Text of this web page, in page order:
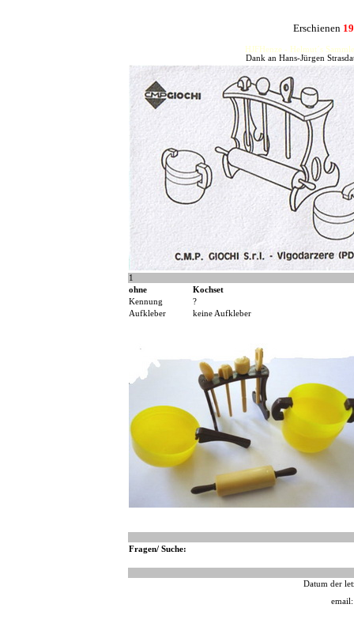
Erschienen
HJFHenze - Helmut´s
Dank an Hans-Jürgen
1
ohne
Kochset
Kennung
?
Aufkleber
keine Aufkleber
Fragen/ Suche:
Datum der